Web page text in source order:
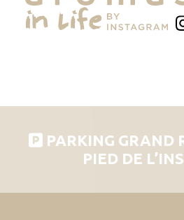
PARKING GRAND
PIED DE